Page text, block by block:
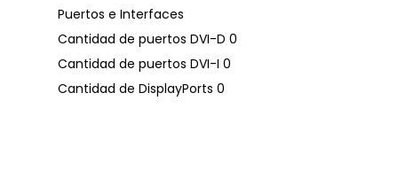
Puertos e Interfaces
Cantidad de puertos DVI-D 0
Cantidad de puertos DVI-I 0
Cantidad de DisplayPorts 0